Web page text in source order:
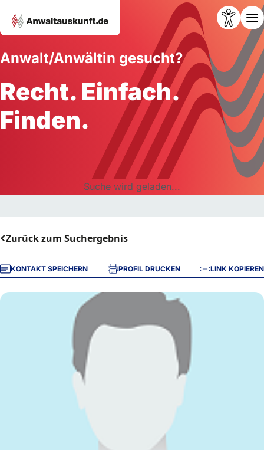
Anwalt/Anwältin gesucht?
Recht. Einfach.
Finden.
Suche wird geladen...
Zurück zum Suchergebnis
KONTAKT SPEICHERN PROFIL DRUCKEN LINK KOPIEREN